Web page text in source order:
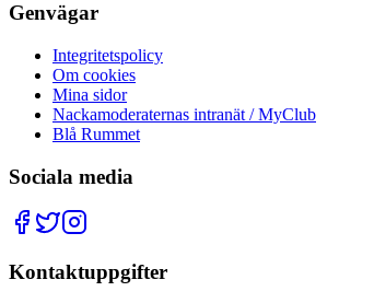
Genvägar
Integritetspolicy
Om cookies
Mina sidor
Nackamoderaternas intranät / MyClub
Blå Rummet
Sociala media
Kontaktuppgifter